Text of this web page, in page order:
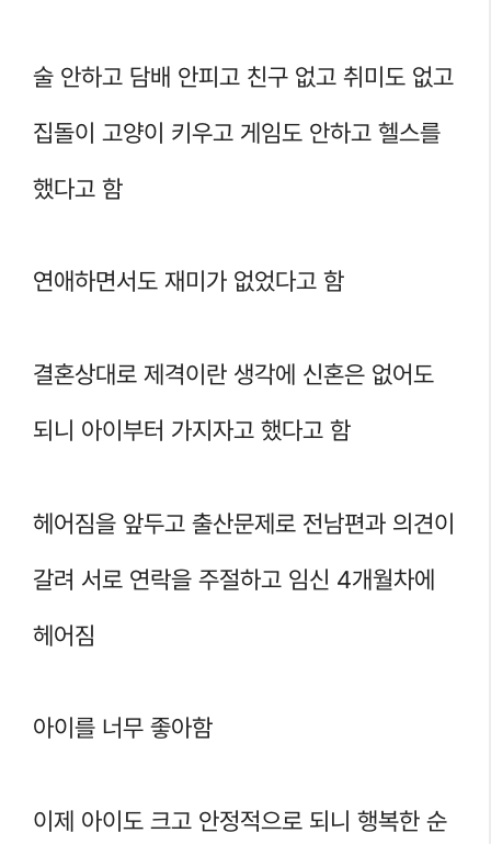
술 안하고 담배 안피고 친구 없고 취미도 없고
집돌이 고양이 키우고 게임도 안하고 헬스를
했다고 함
연애하면서도 재미가 없었다고 함
결혼상대로 제격이란 생각에 신혼은 없어도
되니 아이부터 가지자고 했다고 함
헤어짐을 앞두고 출산문제로 전남편과 의견이
갈려 서로 연락을 주절하고 임신 4개월차에
헤어짐
아이를 너무 좋아함
이제 아이도 크고 안정적으로 되니 행복한 순